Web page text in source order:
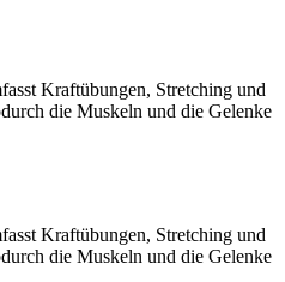
Kraftübungen, Stretching und
die Muskeln und die Gelenke
Kraftübungen, Stretching und
die Muskeln und die Gelenke